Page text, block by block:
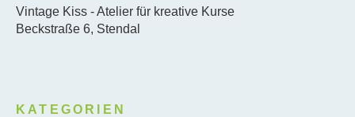
Vintage Kiss - Atelier für kreative Kurse
Beckstraße 6, Stendal
KATEGORIEN